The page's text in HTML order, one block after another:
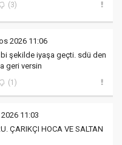
(3)
2026 11:06
şekilde iyaşa geçti. sdü den
geri versin
(1)
11:03
ÇARIKÇI HOCA VE SALTAN